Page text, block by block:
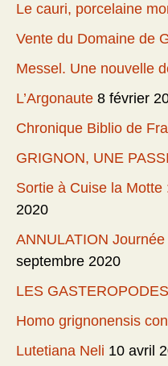
Le cauri, porcelaine
Vente du Domaine de
Messel. Une nouvelle
L’Argonaute 8 février
Chronique Biblio de
GRIGNON, UNE
Sortie à Cuise la Motte
2020
ANNULATION
septembre 2020
LES
Homo grignonensis
Lutetiana Neli 10 avril